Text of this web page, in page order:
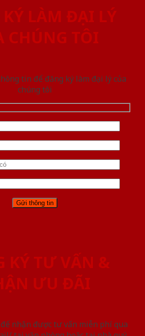
LÀM ĐẠI LÝ
CHÚNG TÔI
tin để đăng ký làm đại lý của
chúng tôi
KÝ TƯ VẤN &
ƯU ĐÃI
nhận được tư vấn miễn phí qua